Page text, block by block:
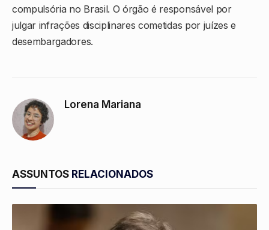
compulsória no Brasil. O órgão é responsável por
julgar infrações disciplinares cometidas por juízes e
desembargadores.
Lorena Mariana
ASSUNTOS RELACIONADOS